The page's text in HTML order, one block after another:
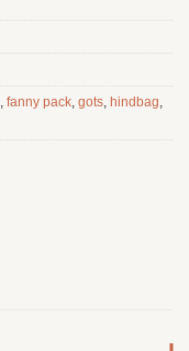
, fanny pack, gots, hindbag,